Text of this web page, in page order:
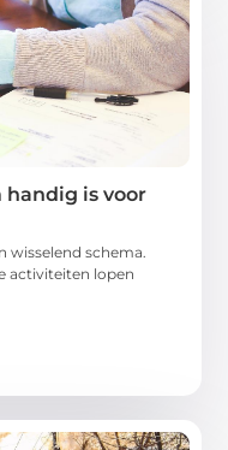
is voor
wisselend schema.
activiteiten lopen